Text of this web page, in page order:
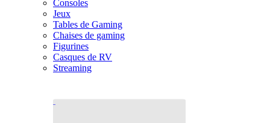
Consoles
Jeux
Tables de Gaming
Chaises de gaming
Figurines
Casques de RV
Streaming